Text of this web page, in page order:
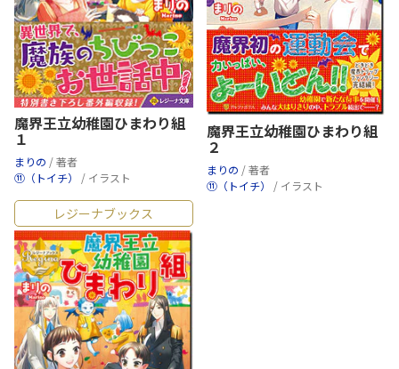
魔界王立幼稚園ひまわり組
１
まりの / 著者
⑪（トイチ） / イラスト
魔界王立幼稚園ひまわり組
２
まりの / 著者
⑪（トイチ） / イラスト
レジーナブックス